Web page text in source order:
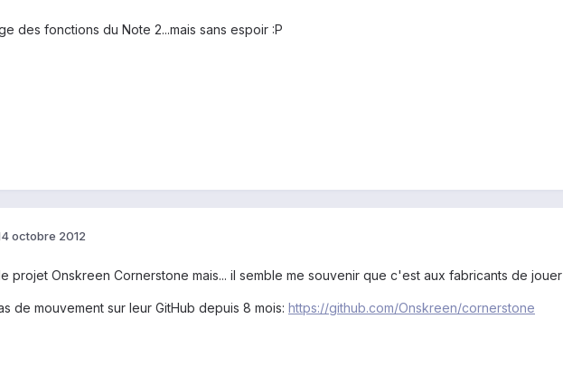
des fonctions du Note 2...mais sans espoir :P
octobre 2012
projet Onskreen Cornerstone mais... il semble me souvenir que c'est aux fabricants de
de mouvement sur leur GitHub depuis 8 mois: https://github.com/Onskreen/cornerstone